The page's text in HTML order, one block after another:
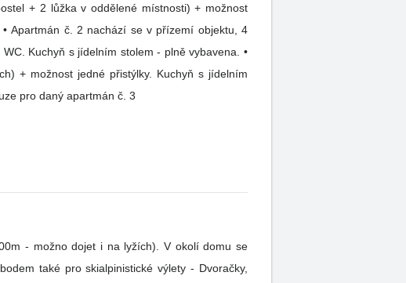
Kuchyň s jídelním stolem - plně vybavena. •
+ možnost jedné přistýlky. Kuchyň s jídelním
pro daný apartmán č. 3
i na lyžích). V okolí domu se
také pro skialpinistické výlety - Dvoračky,